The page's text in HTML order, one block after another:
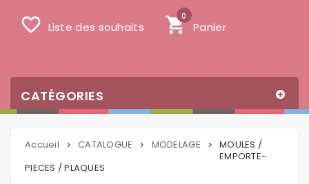
shopping_cart Panier
0
favorite_border Liste des souhaits
CATÉGORIES
Accueil > CATALOGUE > MODELAGE > MOULES /
EMPORTE-
PIECES / PLAQUES